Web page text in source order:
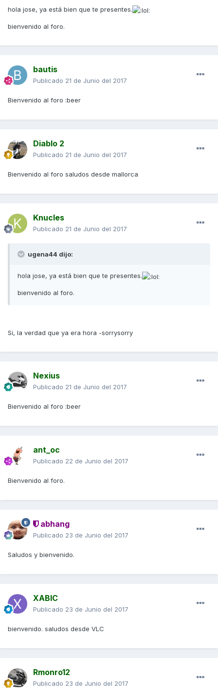
hola jose, ya está bien que te presentes.
bienvenido al foro.
bautis
Publicado 21 de Junio del 2017
Bienvenido al foro :beer
Diablo 2
Publicado 21 de Junio del 2017
Bienvenido al foro saludos desde mallorca
Knucles
Publicado 21 de Junio del 2017
ugena44 dijo:
hola jose, ya está bien que te presentes.
bienvenido al foro.
Si, la verdad que ya era hora -sorrysorry
Nexius
Publicado 21 de Junio del 2017
Bienvenido al foro :beer
ant_oc
Publicado 22 de Junio del 2017
Bienvenido al foro.
abhang
Publicado 23 de Junio del 2017
Saludos y bienvenido.
XABIC
Publicado 23 de Junio del 2017
bienvenido. saludos desde VLC
Rmonro12
Publicado 23 de Junio del 2017